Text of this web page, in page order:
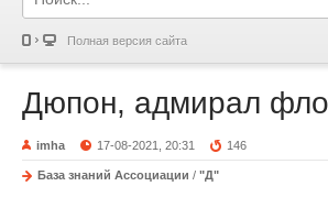
Полная версия сайта
Дюпон, адмирал
imha 17-08-2021, 20:31 146
База знаний Ассоциации / "Д"